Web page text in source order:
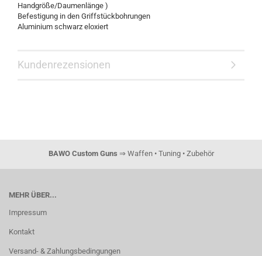
Handgröße/Daumenlänge )
Befestigung in den Griffstückbohrungen
Aluminium schwarz eloxiert
Kundenrezensionen
BAWO Custom Guns ⇒ Waffen • Tuning • Zubehör
MEHR ÜBER...
Impressum
Kontakt
Versand- & Zahlungsbedingungen